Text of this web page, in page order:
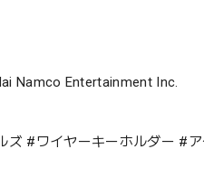
Namco Entertainment Inc.
ズ #ワイヤーキーホルダー #